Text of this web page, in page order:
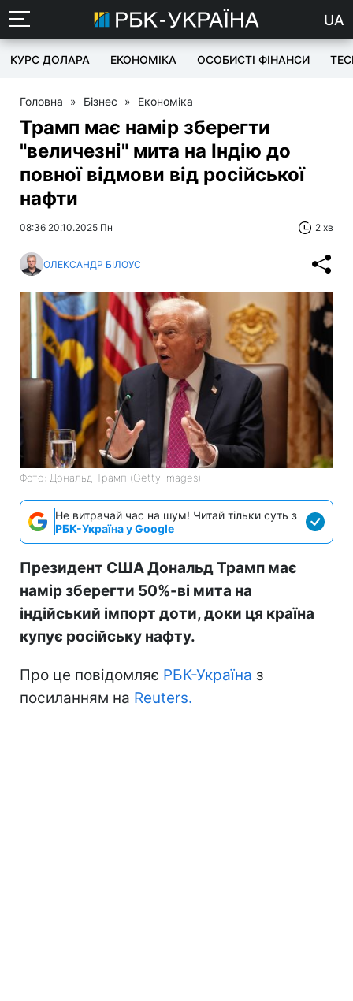
UA
КУРС ДОЛАРА ЕКОНОМІКА ОСОБИСТІ ФІНАНСИ
Головна » Бізнес » Економіка
Трамп має намір зберегти
"величезні" мита на Індію до
повної відмови від російської
нафти
08:36 20.10.2025 Пн 2 хв
ОЛЕКСАНДР БІЛОУС
Фото: Дональд Трамп (Getty Images)
Не витрачай час на шум! Читай тільки суть з
РБК-Україна у Google
Президент США Дональд Трамп має
намір зберегти 50%-ві мита на
індійський імпорт доти, доки ця країна
купує російську нафту.
Про це повідомляє РБК-Україна з
посиланням на Reuters.